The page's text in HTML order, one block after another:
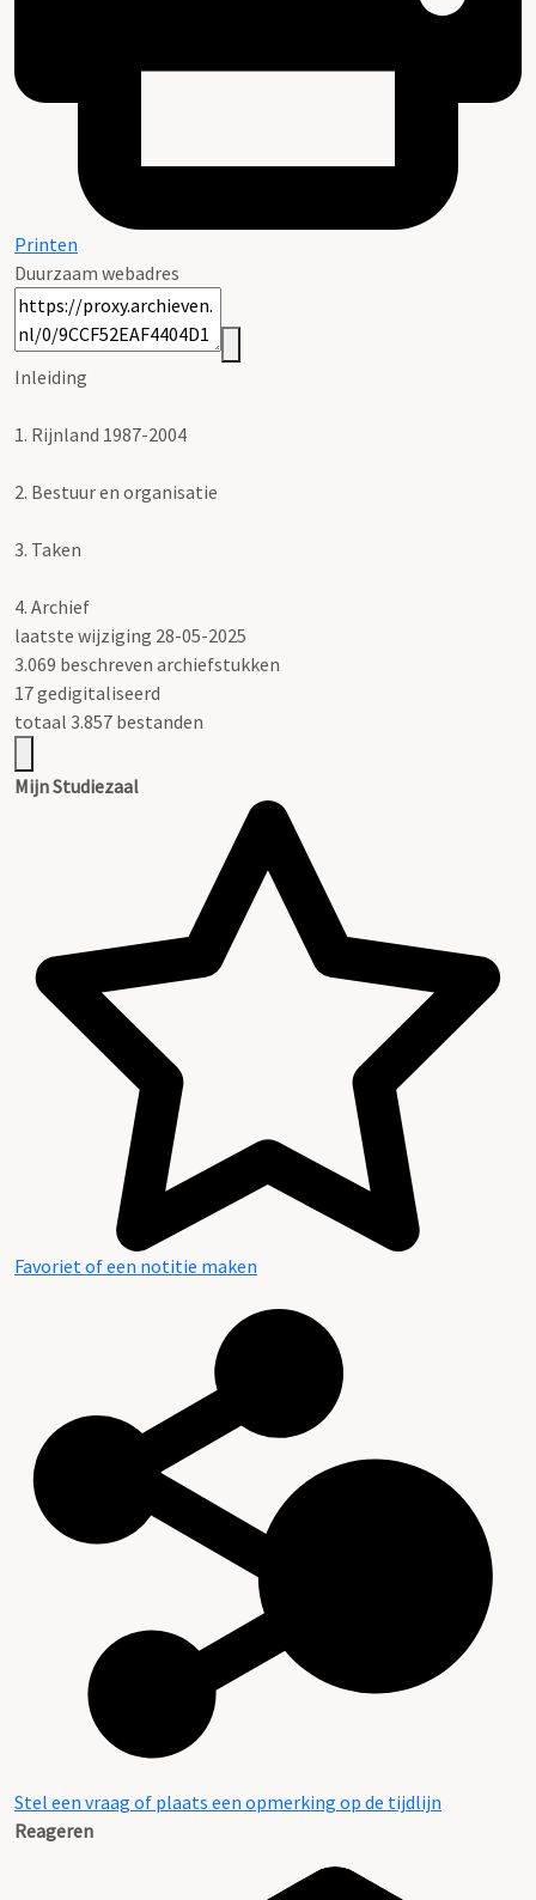
Printen
Duurzaam webadres
Inleiding
1. Rijnland 1987-2004
2. Bestuur en organisatie
3. Taken
4. Archief
laatste wijziging 28-05-2025
3.069 beschreven archiefstukken
17 gedigitaliseerd
totaal 3.857 bestanden
Mijn Studiezaal
Favoriet of een notitie maken
Stel een vraag of plaats een opmerking op de tijdlijn
Reageren